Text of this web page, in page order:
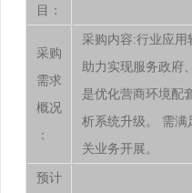
目：
采购
需求
概况
：
采购内容:行业应
助力实现服务政府
是优化营商环境配
析系统升级。 需满
关业务开展。
预计